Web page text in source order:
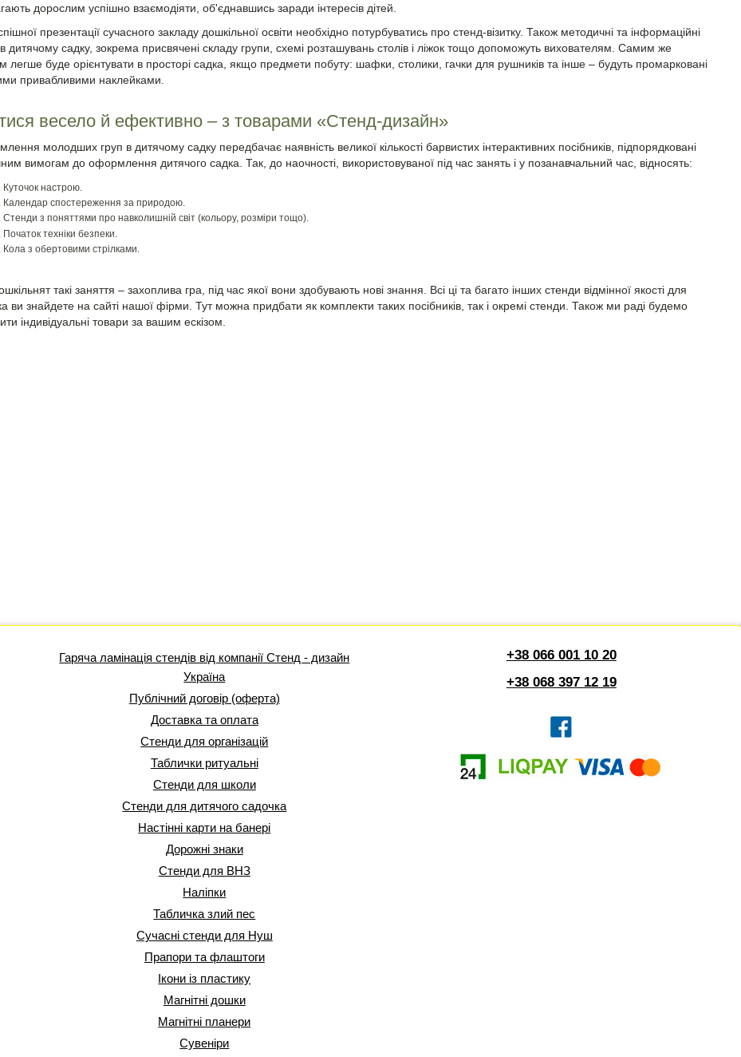
дорослим успішно взаємодіяти, об'єднавшись заради інтересів дітей.
презентації сучасного закладу дошкільної освіти необхідно потурбуватись про стенд-візитку. Також методичні та інформаційні
дитячому садку, зокрема присвячені складу групи, схемі розташувань столів і ліжок тощо допоможуть вихователям. Самим же
легше буде орієнтувати в просторі садка, якщо предмети побуту: шафки, столики, гачки для рушників та інше – будуть промарковані
привабливими наклейками.
весело й ефективно – з товарами «Стенд-дизайн»
молодших груп в дитячому садку передбачає наявність великої кількості барвистих інтерактивних посібників, підпорядковані
вимогам до оформлення дитячого садка. Так, до наочності, використовуваної під час занять і у позанавчальний час, відносять:
Куточок настрою.
Календар спостереження за природою.
Стенди з поняттями про навколишній світ (кольору, розміри тощо).
Початок техніки безпеки.
Кола з обертовими стрілками.
такі заняття – захоплива гра, під час якої вони здобувають нові знання. Всі ці та багато інших стенди відмінної якості для
ви знайдете на сайті нашої фірми. Тут можна придбати як комплекти таких посібників, так і окремі стенди. Також ми раді будемо
індивідуальні товари за вашим ескізом.
Гаряча ламінація стендів від компанії Стенд - дизайн
Україна
Публічний договір (оферта)
Доставка та оплата
Стенди для організацій
Таблички ритуальні
Стенди для школи
Стенди для дитячого садочка
Настінні карти на банері
Дорожні знаки
Стенди для ВНЗ
Наліпки
Табличка злий пес
Сучасні стенди для Нуш
Прапори та флаштоги
Ікони із пластику
Магнітні дошки
Магнітні планери
Сувеніри
+38 066 001 10 20
+38 068 397 12 19